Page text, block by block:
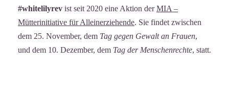
#whitelilyrev ist seit 2020 eine Aktion derMIA –
Mütterinitiative für Alleinerziehende. Sie findet zwischen
dem 25. November, dem Tag gegen Gewalt an Frauen,
und dem 10. Dezember, dem Tag der Menschenrechte, statt.